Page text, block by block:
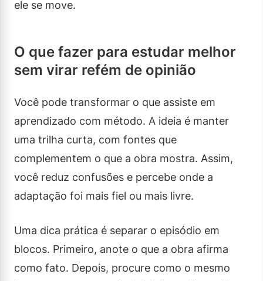
ele se move.
O que fazer para estudar melhor
sem virar refém de opinião
Você pode transformar o que assiste em
aprendizado com método. A ideia é manter
uma trilha curta, com fontes que
complementem o que a obra mostra. Assim,
você reduz confusões e percebe onde a
adaptação foi mais fiel ou mais livre.
Uma dica prática é separar o episódio em
blocos. Primeiro, anote o que a obra afirma
como fato. Depois, procure como o mesmo